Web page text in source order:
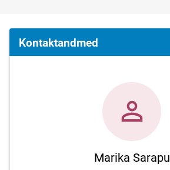
Kontaktandmed
Marika Sarapu